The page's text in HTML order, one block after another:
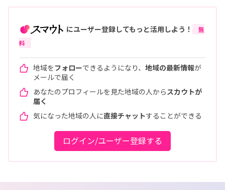
にユーザー登録してもっと活用しよう！
無
料
地域をフォローできるようになり、 地域の最新情報が
メールで届く
あなたのプロフィールを見た地域の人から スカウトが
届く
気になった地域の人に直接チャットすることができる
ログイン/ユーザー登録する